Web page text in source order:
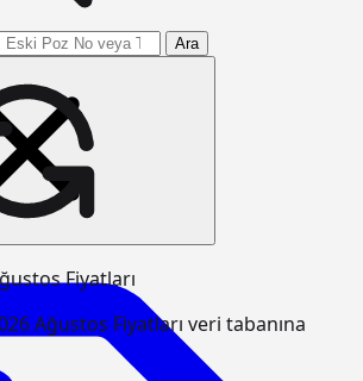
Ara
Fiyatları
Ağustos Fiyatları veri tabanına